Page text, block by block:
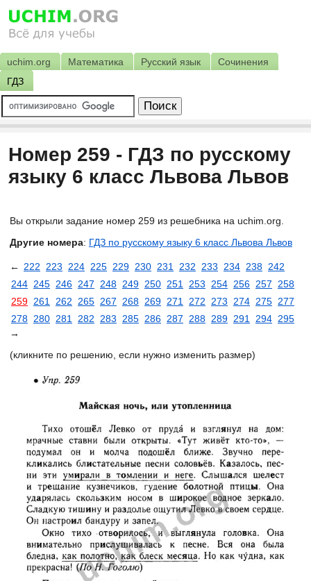
uchim.org Математика Русский язык
Сочинения
ГДЗ
Номер 259 - ГДЗ по русскому
языку 6 класс Львова Львов
Вы открыли задание номер 259 из решебника на uchim.org.
Другие номера: ГДЗ по русскому языку 6 класс Львова Львов
← 222 223 224 225 229 230 231 232 233 234 238 242
244 245 246 247 248 249 250 251 253 254 256 257
258
259 261 262 265 267 268 269 271 272 273 274 275 277
278 280 281 282 283 285 286 287 288 289 291 294 295
→
(кликните по решению, если нужно изменить размер)